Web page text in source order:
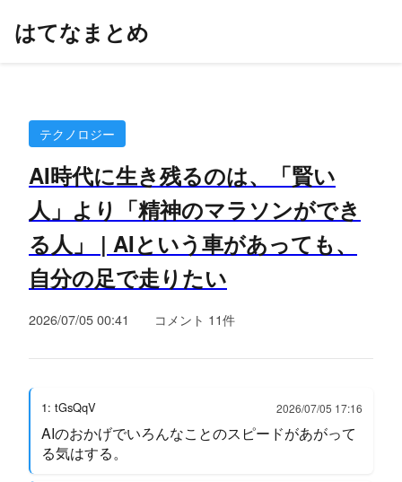
はてなまとめ
テクノロジー
AI時代に生き残るのは、「賢い
人」より「精神のマラソンができ
る人」 | AIという車があっても、
自分の足で走りたい
2026/07/05 00:41 コメント 11件
1: tGsQqV 2026/07/05 17:16
AIのおかげでいろんなことのスピードがあがって
る気はする。